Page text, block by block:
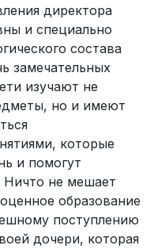
директора
и специально
состава
замечательных
изучают не
но и имеют
которые
и помогут
Ничто не мешает
образование
поступлению
дочери, которая